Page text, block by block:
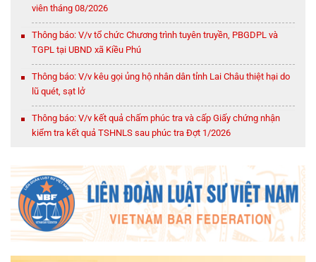
viên tháng 08/2026
Thông báo: V/v tổ chức Chương trình tuyên truyền, PBGDPL và
TGPL tại UBND xã Kiều Phú
Thông báo: V/v kêu gọi ủng hộ nhân dân tỉnh Lai Châu thiệt hại do
lũ quét, sạt lở
Thông báo: V/v kết quả chấm phúc tra và cấp Giấy chứng nhận
kiểm tra kết quả TSHNLS sau phúc tra Đợt 1/2026